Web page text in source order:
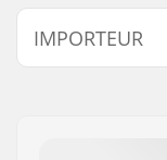
IMPORTEUR